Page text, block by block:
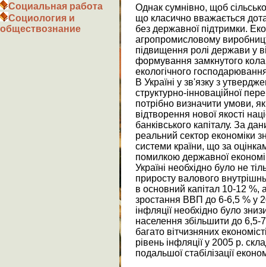
Социальная работа
Социология и
обществознание
Однак сумнівно, щоб
що класично вважається
без державної підтримки.
агропромисловому
підвищення ролі держави у
формування замкнутого
екологічного
В Україні у зв'язку з
структурно-інноваційної
потрібно визначити умови,
відтворення нової якості
банківського капіталу. За
реальний сектор економіки
системи країни, що за
помилкою державної
Україні необхідно було не
приросту валового
в основний капітал 10-12 %,
зростання ВВП до 6-6,5 % у
інфляції необхідно було
населення збільшити до 6,5-
багато вітчизняних
рівень інфляції у 2005 р.
подальшої стабілізації